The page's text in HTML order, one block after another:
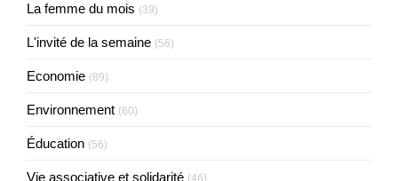
La femme du mois (39)
L'invité de la semaine (56)
Economie (89)
Environnement (60)
Éducation (56)
Vie associative et solidarité